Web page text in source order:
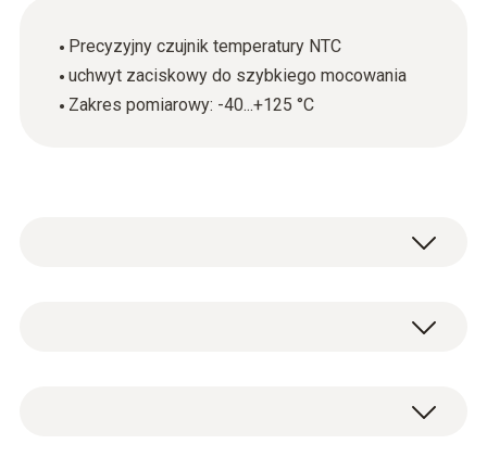
Precyzyjny czujnik temperatury NTC
uchwyt zaciskowy do szybkiego mocowania
Zakres pomiarowy: -40...+125 °C